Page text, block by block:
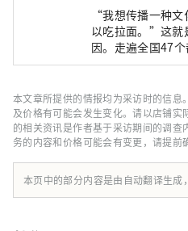
“我想传播一种
以吃拉面。”这就
因。走遍全国47
的拉面女孩。虽
的同时保持身材
拉面女孩协会，
办了“第一届拉面
来自全国各地的
屋、东京、熊本
万人参加。 2018
本文章所提供的情报均为采访时的信息
及价格有可能会发生变化。请以店铺实
的相关资讯是作者基于采访期间的调
务的内容和价格可能会有变更，请提前
本页中的部分内容是由自动翻译生成